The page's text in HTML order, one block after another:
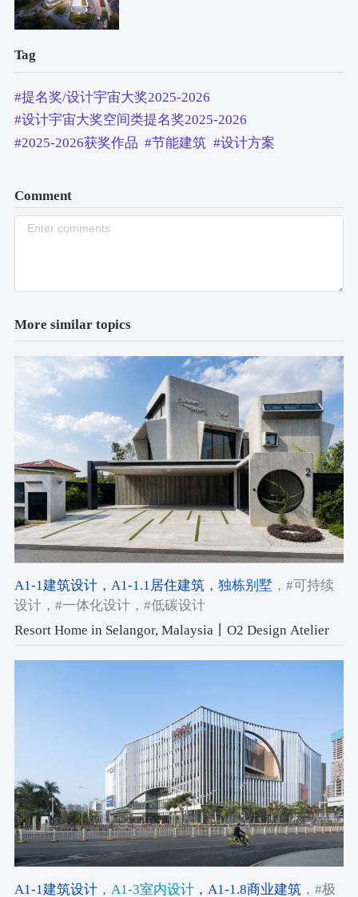
Tag
#提名奖/设计宇宙大奖2025-2026
#设计宇宙大奖空间类提名奖2025-2026
#2025-2026获奖作品 #节能建筑 #设计方案
Comment
More similar topics
A1-1建筑设计，A1-1.1居住建筑，独栋别墅 ，#可持续
设计，#一体化设计，#低碳设计
Resort Home in Selangor, Malaysia丨O2 Design Atelier
A1-1建筑设计，A1-3室内设计，A1-1.8商业建筑，#极